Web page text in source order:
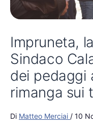
Impruneta,
Sindaco
dei pedaggi
rimanga sui
Di Matteo Merciai / 10